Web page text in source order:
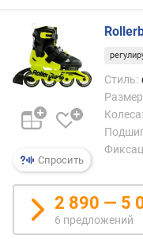
о
т
д
е
ш
е
ы
х
к
д
о
Спросить
Стиль:
Колеса:
2 890 — 5
6 предложений